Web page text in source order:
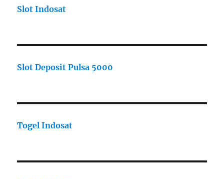
Slot Indosat
Slot Deposit Pulsa 5000
Togel Indosat